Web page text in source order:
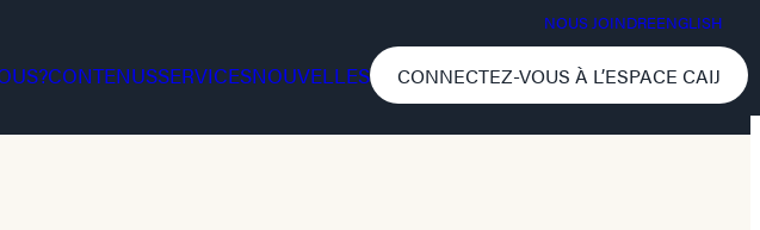
NOUS JOINDREENGLISH
CONTENUSSERVICESNOUVELLES CONNECTEZ-VOUS À L’ESPACE CAIJ